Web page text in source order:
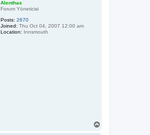
Alenthas
Forum Yöneticisi
Posts: 2670
Joined: Thu Oct 04, 2007 12:00 am
Location: Innsmouth